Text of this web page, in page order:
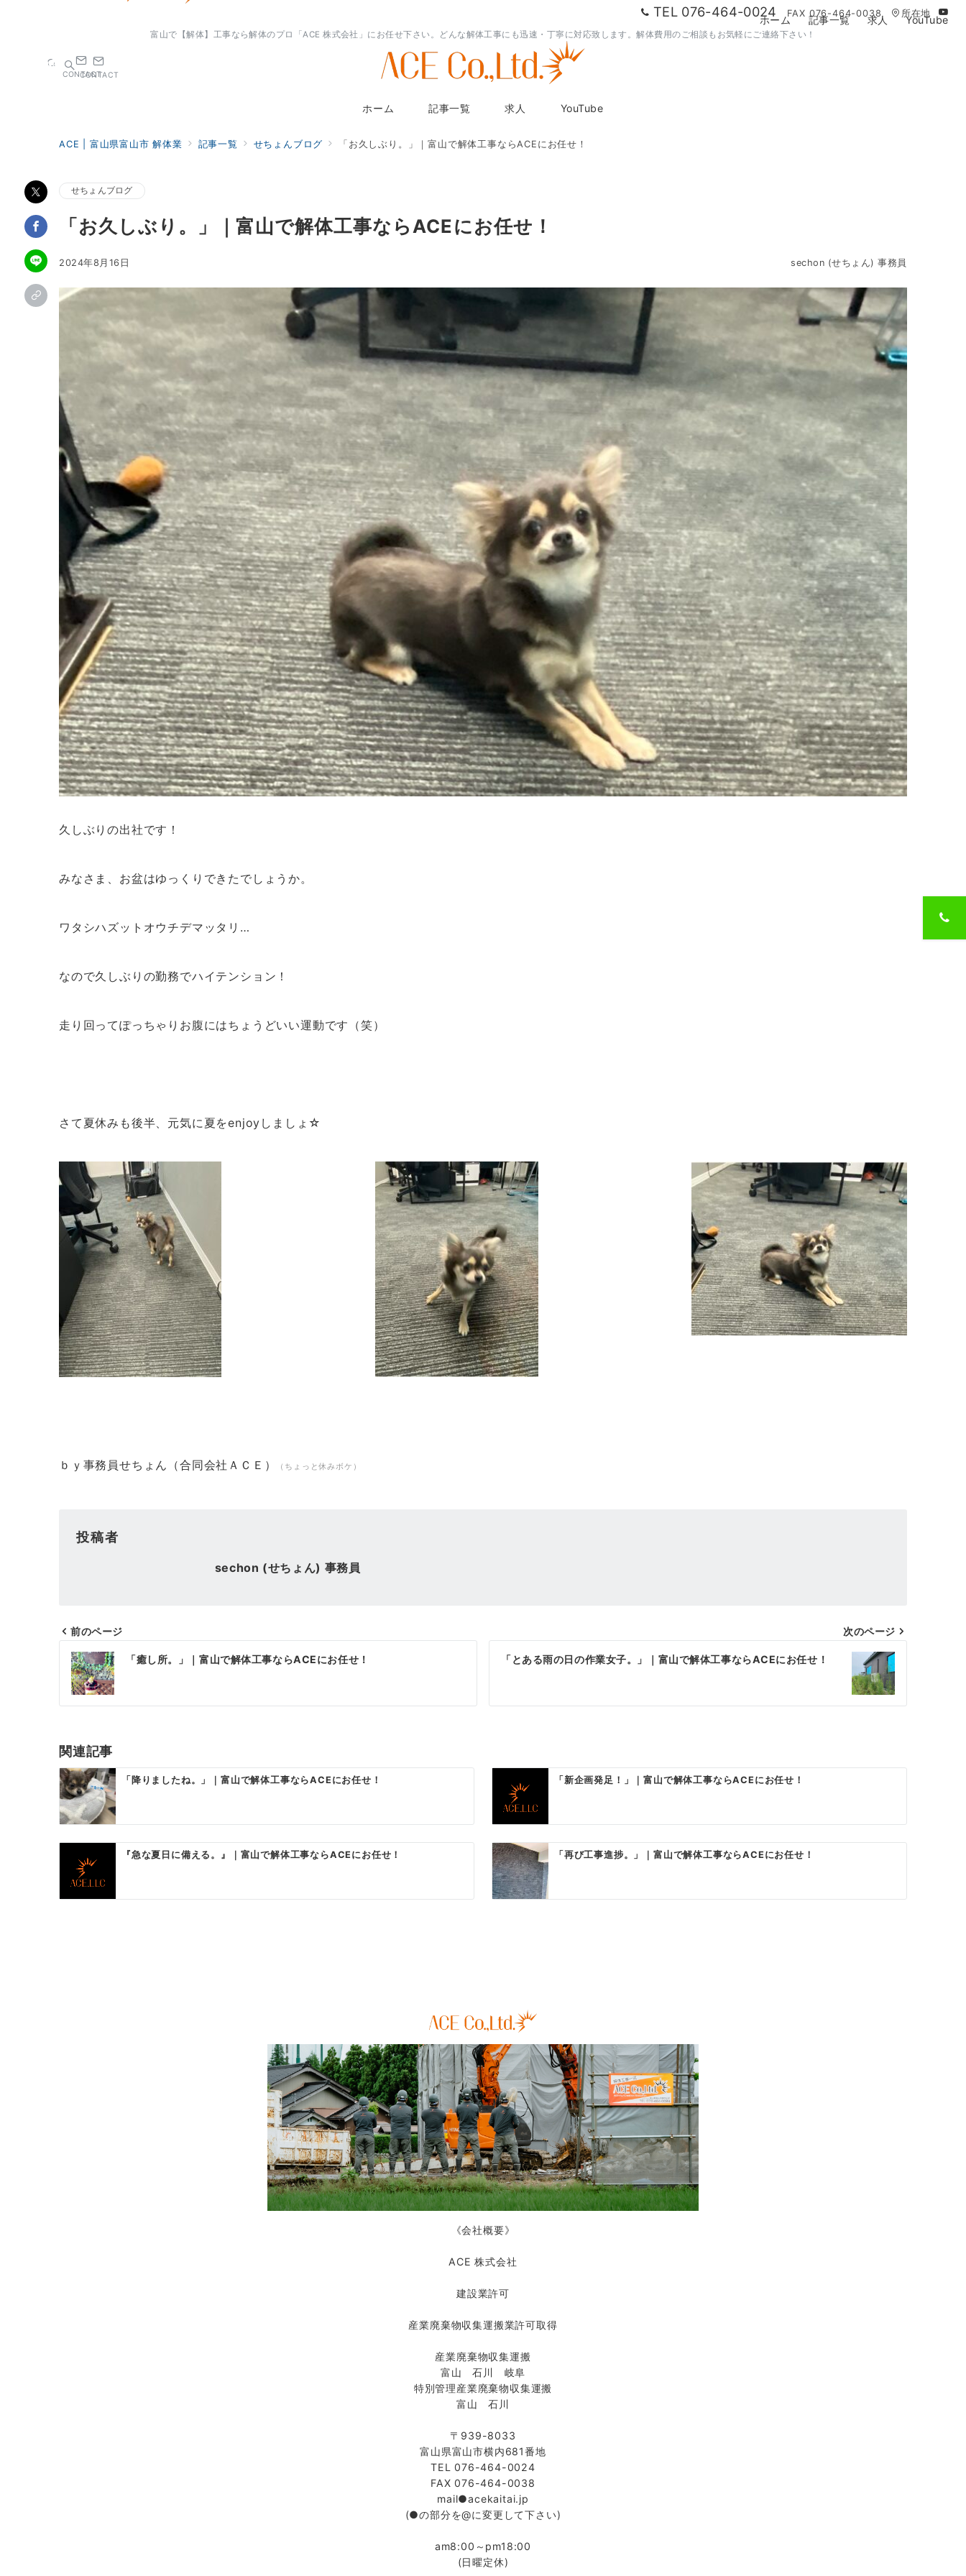
TEL 076-464-0024 FAX 076-464-0038 所在地
富山で【解体】工事なら解体のプロ「ACE 株式会社」にお任せ下さい。どんな解体工事にも迅速・丁寧に対応致します。解体費用のご相談もお気軽にご連絡下さい！
CONTACT
ホーム 記事一覧 求人 YouTube
ホーム 記事一覧 求人 YouTube
CONTACT
ACE | 富山県富山市 解体業 記事一覧 せちょんブログ 「お久しぶり。」｜富山で解体工事ならACEにお任せ！
せちょんブログ
「お久しぶり。」｜富山で解体工事ならACEにお任せ！
2024年8月16日 sechon (せちょん) 事務員
久しぶりの出社です！
みなさま、お盆はゆっくりできたでしょうか。
ワタシハズットオウチデマッタリ…
なので久しぶりの勤務でハイテンション！
走り回ってぽっちゃりお腹にはちょうどいい運動です（笑）
さて夏休みも後半、元気に夏をenjoyしましょ☆
ｂｙ事務員せちょん（合同会社ＡＣＥ） （ちょっと休みボケ）
投稿者
sechon (せちょん) 事務員
投
稿
ナ
ゲ
ー
シ
ョ
ン
前のページ
「癒し所。」｜富山で解体工事ならACEにお任せ！
次のページ
「とある雨の日の作業女子。」｜富山で解体工事ならACEにお任せ！
関連記事
「降りましたね。」｜富山で解体工事ならACEにお任せ！ 「新企画発足！」｜富山で解体工事ならACEにお任せ！
『急な夏日に備える。』｜富山で解体工事ならACEにお任せ！ 「再び工事進捗。」｜富山で解体工事ならACEにお任せ！
《会社概要》
ACE 株式会社
建設業許可
産業廃棄物収集運搬業許可取得
産業廃棄物収集運搬
富山 石川 岐阜
特別管理産業廃棄物収集運搬
富山 石川
〒939-8033
富山県富山市横内681番地
TEL 076-464-0024
FAX 076-464-0038
mail●acekaitai.jp
(●の部分を@に変更して下さい)
am8:00～pm18:00
(日曜定休)
お問い合わせ
CONTACT
お気軽ご連絡ください
電話番号
TEL 076-464-0024
FAX 076-464-0038